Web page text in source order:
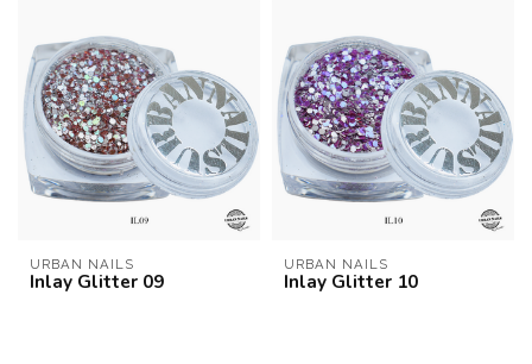
URBAN NAILS
Inlay Glitter 09
URBAN NAILS
Inlay Glitter 10